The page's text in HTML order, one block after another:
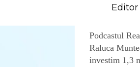
Editor
Podcastul
Raluca
investim 1,3